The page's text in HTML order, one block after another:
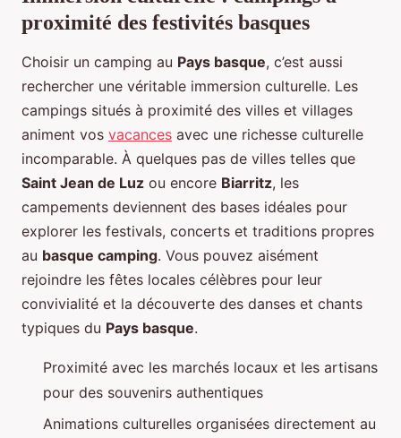
proximité des festivités basques
Choisir un camping au Pays basque, c’est aussi
rechercher une véritable immersion culturelle. Les
campings situés à proximité des villes et villages
animent vos vacances avec une richesse culturelle
incomparable. À quelques pas de villes telles que
Saint Jean de Luz ou encore Biarritz, les
campements deviennent des bases idéales pour
explorer les festivals, concerts et traditions propres
au basque camping. Vous pouvez aisément
rejoindre les fêtes locales célèbres pour leur
convivialité et la découverte des danses et chants
typiques du Pays basque.
Proximité avec les marchés locaux et les artisans
pour des souvenirs authentiques
Animations culturelles organisées directement au